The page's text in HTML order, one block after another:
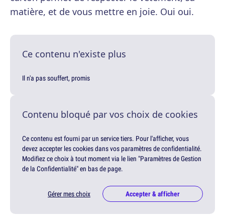
matière, et de vous mettre en joie. Oui oui.
Ce contenu n'existe plus
Il n'a pas souffert, promis
Contenu bloqué par vos choix de cookies
Ce contenu est fourni par un service tiers. Pour l'afficher, vous
devez accepter les cookies dans vos paramètres de confidentialité.
Modifiez ce choix à tout moment via le lien "Paramètres de Gestion
de la Confidentialité" en bas de page.
Gérer mes choix Accepter & afficher